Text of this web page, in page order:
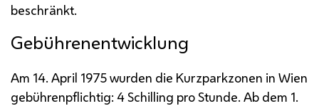
beschränkt.
Gebührenentwicklung
Am 14. April 1975 wurden die Kurzparkzonen in Wien
gebührenpflichtig: 4 Schilling pro Stunde. Ab dem 1.